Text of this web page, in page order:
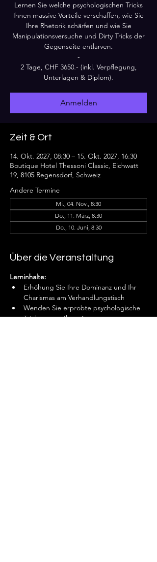
Lernen Sie welche psychologischen Tricks
Ihnen massive Vorteile verschaffen, wie Sie
Ihre Rhetorik schärfen und wie Sie
Manipulationsversuche und Dirty Tricks der
Gegenseite entlarven.
-
2 Tage, CHF 3650.- (inkl. Verpflegung,
Unterlagen & Diplom).
Anmelden
Zeit & Ort
14. Okt. 2027, 08:30 – 15. Okt. 2027, 16:30
Boutique Hotel Thessoni Classic, Eichwatt
19, 8105 Regensdorf, Schweiz
Andere Termine
Mi., 04. Nov., 8:30
Do., 11. März, 8:30
Do., 10. Juni, 8:30
Über die Veranstaltung
Lerninhalte:
Erhöhung Sie Ihre Dominanz und Ihr
Charismas am Verhandlungstisch
Wenden Sie erprobte psychologische
Tricks an um Ihre eigene